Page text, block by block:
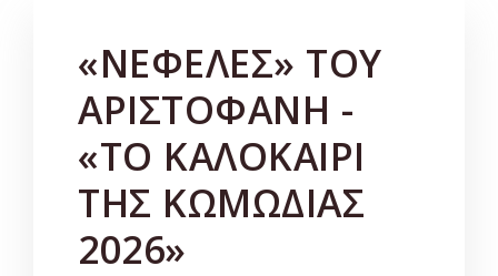
«ΝΕΦΕΛΕΣ» ΤΟΥ
ΑΡΙΣΤΟΦΑΝΗ -
«ΤΟ ΚΑΛΟΚΑΙΡΙ
ΤΗΣ ΚΩΜΩΔΙΑΣ
2026»